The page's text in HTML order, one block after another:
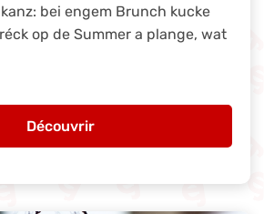
bei engem Brunch kucke
op de Summer a plange, wat
Découvrir